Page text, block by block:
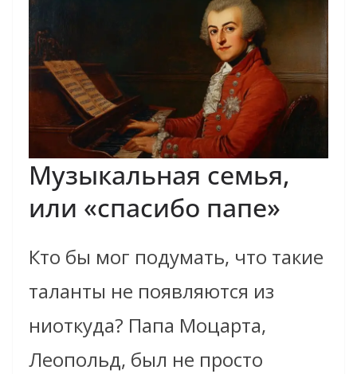
Музыкальная семья,
или «спасибо папе»
Кто бы мог подумать, что такие
таланты не появляются из
ниоткуда? Папа Моцарта,
Леопольд, был не просто